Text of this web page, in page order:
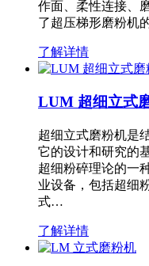
作面、柔性连接、
了超压梯形磨粉机
了解详情
LUM 超细立式
超细立式磨粉机是
它的设计和研究的
超细粉碎理论的一
业设备，包括超细
式…
了解详情